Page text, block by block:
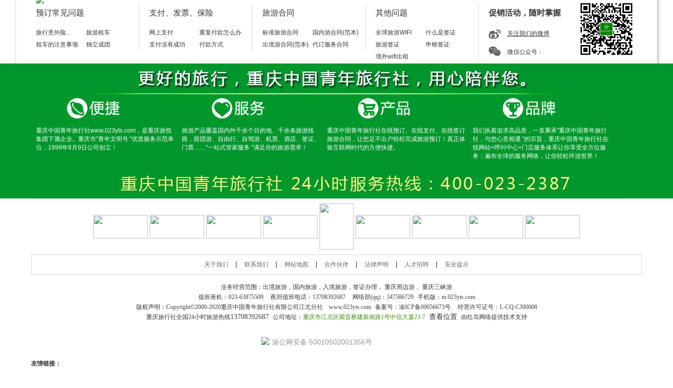
问
去普通游船旅游途中脱团了怎么办？
答
预订常见问题
旅行意外险...
旅游租车
租车的注意事项
独立成团
支付、发票、保险
网上支付
重复付款怎么办
支付没有成功
付款方式
旅游合同
标准旅游合同
国内游合同(范本)
出境游合同(范本) 代订服务合同
其他问题
全球旅游WIFI
什么是签证
旅游签证
申根签证
境外wifi出租
促销活动，随时掌握
关注我们的微博
微信公众号：
重庆中国青年旅行社www.023yts.com，是重庆旅投
集团下属企业。重庆市"青年文明号 "优质服务示范单
位，1999年8月9日公司创立！
旅游产品覆盖国内外千余个目的地、千余条旅游线
路，跟团游、自由行、自驾游、机票、酒店、签证、
门票……"一站式管家服务 "满足你的旅游需求！
重庆中国青年旅行社在线预订、在线支付、在线签订
旅游合同，让您足不出户轻松完成旅游预订！真正体
验互联网时代的方便快捷。
我们执着追求高品质，一直秉承"重庆中国青年旅行
社，与您心意相通 "的宗旨，重庆中国青年旅行社在
线网站+呼叫中心+门店服务体系让你享受全方位服
务；遍布全球的服务网络，让你轻松环游世界！
关于我们 | 联系我们 | 网站地图 | 合作伙伴 | 法律声明 | 人才招聘 | 安全提示
业务经营范围：出境旅游，国内旅游，入境旅游，签证办理， 重庆周边游 ， 重庆三峡游
值班座机： 023-63875509 夜间值班电话：13708392687 网络部(qq)： 347586729 手机版： m.023yts.com
版权声明：Copyright©2009-2020重庆中国青年旅行社有限公司江北分社 www.023yts.com 备案号： 渝ICP备09056673号 经营许可证号： L-CQ-CJ00008
重庆旅行社全国24小时旅游热线13708392687 公司地址： 重庆市江北区观音桥建新南路1号中信大厦23-7 查看位置 由红岛网络提供技术支持
渝公网安备 50010502001356号
友情链接：